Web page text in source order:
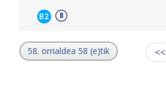
B2
58. orrialdea 58 (e)tik <<